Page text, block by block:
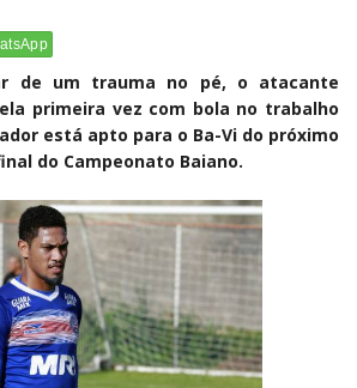
de um trauma no pé, o atacante
primeira vez com bola no trabalho
está apto para o Ba-Vi do próximo
do Campeonato Baiano.